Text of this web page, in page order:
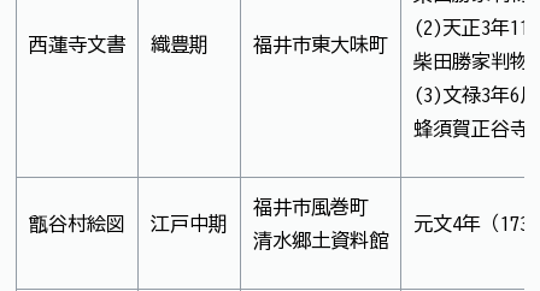
西蓮寺文書 織豊期 福井市東大味町
(2)天正3年11
柴田勝家判物
(3)文禄3年6
蜂須賀正谷寺
甑谷村絵図 江戸中期
福井市風巻町
清水郷土資料館
元文4年（